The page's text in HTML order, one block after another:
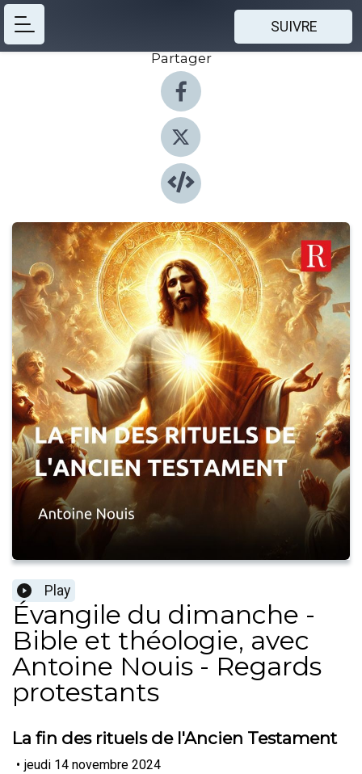
SUIVRE
Partager
Play
Évangile du dimanche -
Bible et théologie, avec
Antoine Nouis - Regards
protestants
La fin des rituels de l'Ancien Testament
• jeudi 14 novembre 2024